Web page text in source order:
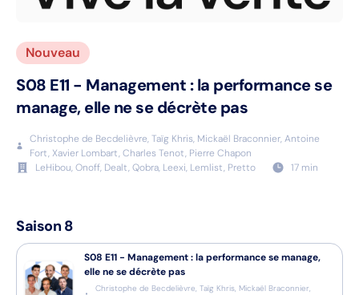
Nouveau
S08 E11 - Management : la performance se
manage, elle ne se décrète pas
Christophe de Becdelièvre, Taïg Khris, Mickaël Braconnier, Antoine
Fort, Xavier Lombart, Charles Tenot, Pierre Chapon
LeHibou, Onoff, Dealt, Qobra, Leexi, Lemlist, Pretto
17 min
Saison 8
S08 E11 - Management : la performance se manage,
elle ne se décrète pas
Christophe de Becdelièvre, Taïg Khris, Mickaël Braconnier,